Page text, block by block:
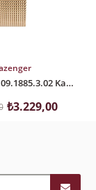
Slazenger SL.09.1885.3.02 Kadın Kol Saati
₺3.229,00